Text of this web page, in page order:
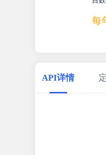
每
API详情